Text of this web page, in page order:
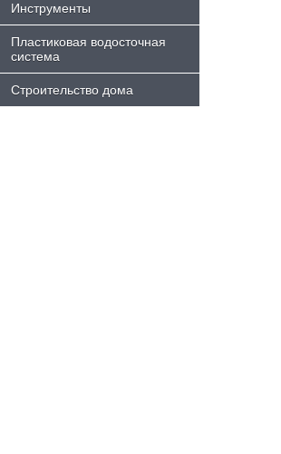
Инструменты
Пластиковая водосточная
система
Строительство дома